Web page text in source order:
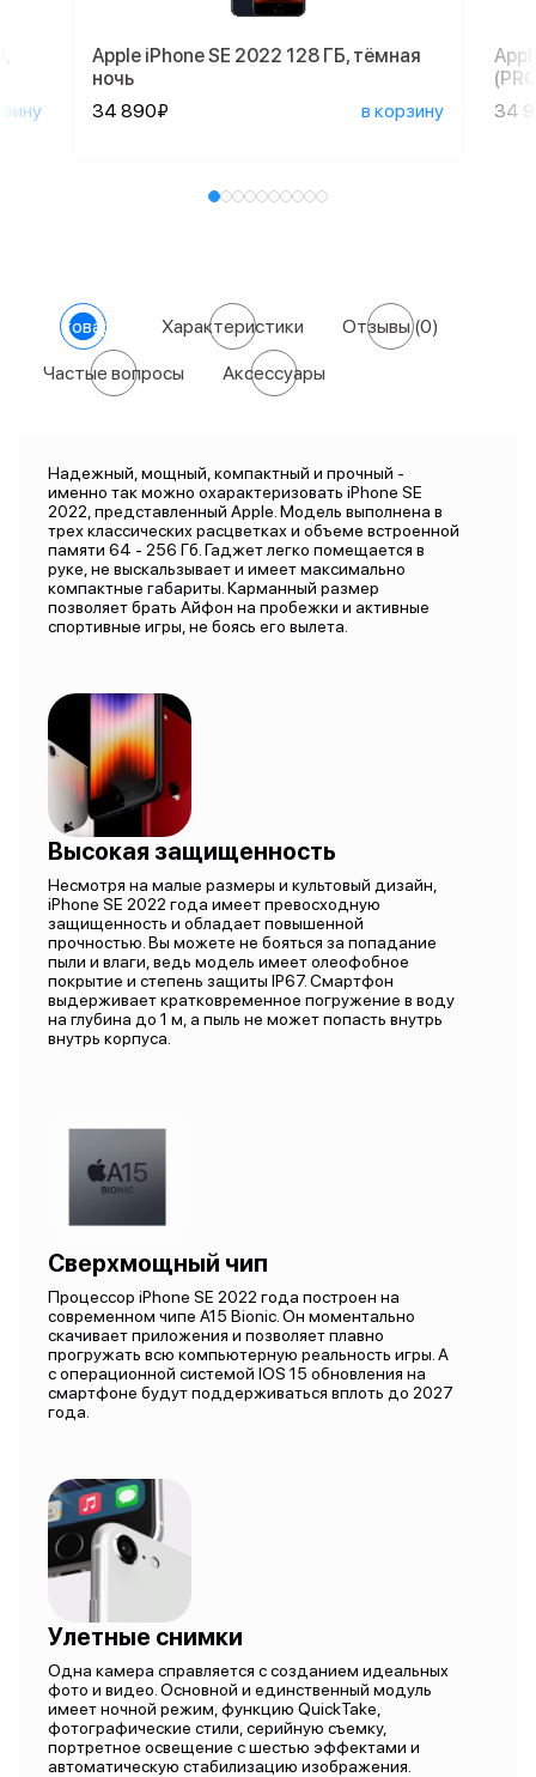
Apple iPhone SE 2022 128 ГБ, тёмная
ночь
34 890₽
в корзину
34
О товаре Характеристики Отзывы(0)
Частые вопросы Аксессуары
Надежный, мощный, компактный и прочный -
именно так можно охарактеризовать iPhone SE
2022, представленный Apple. Модель выполнена в
трех классических расцветках и объеме встроенной
памяти 64 - 256 Гб. Гаджет легко помещается в
руке, не выскальзывает и имеет максимально
компактные габариты. Карманный размер
позволяет брать Айфон на пробежки и активные
спортивные игры, не боясь его вылета.
Высокая защищенность
Несмотря на малые размеры и культовый дизайн,
iPhone SE 2022 года имеет превосходную
защищенность и обладает повышенной
прочностью. Вы можете не бояться за попадание
пыли и влаги, ведь модель имеет олеофобное
покрытие и степень защиты IP67. Смартфон
выдерживает кратковременное погружение в воду
на глубина до 1 м, а пыль не может попасть внутрь
внутрь корпуса.
Сверхмощный чип
Процессор iPhone SE 2022 года построен на
современном чипе A15 Bionic. Он моментально
скачивает приложения и позволяет плавно
прогружать всю компьютерную реальность игры. А
с операционной системой IOS 15 обновления на
смартфоне будут поддерживаться вплоть до 2027
года.
Улетные снимки
Одна камера справляется с созданием идеальных
фото и видео. Основной и единственный модуль
имеет ночной режим, функцию QuickTake,
фотографические стили, серийную съемку,
портретное освещение с шестью эффектами и
автоматическую стабилизацию изображения.